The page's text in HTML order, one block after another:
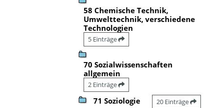
58 Chemische Technik,
Umwelttechnik, verschiedene
Technologien
5 Einträge
70 Sozialwissenschaften
allgemein
2 Einträge
71 Soziologie 20 Einträge